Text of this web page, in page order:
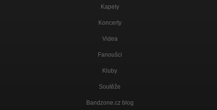
Kapely
Koncerty
Videa
Fanoušci
Kluby
Soutěže
Bandzone.cz blog